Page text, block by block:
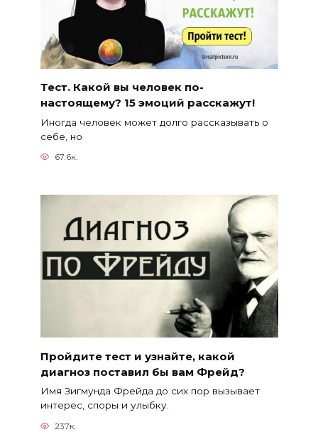
Тест. Какой вы человек по-
настоящему? 15 эмоций расскажут!
Иногда человек может долго рассказывать о
себе, но
67.6к.
Пройдите тест и узнайте, какой
диагноз поставил бы вам Фрейд?
Имя Зигмунда Фрейда до сих пор вызывает
интерес, споры и улыбку.
237к.